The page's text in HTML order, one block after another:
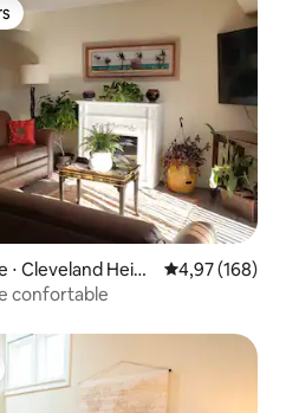
plus appréciés
Cleveland Heigh
Évaluation
4,97 (168)
confortable